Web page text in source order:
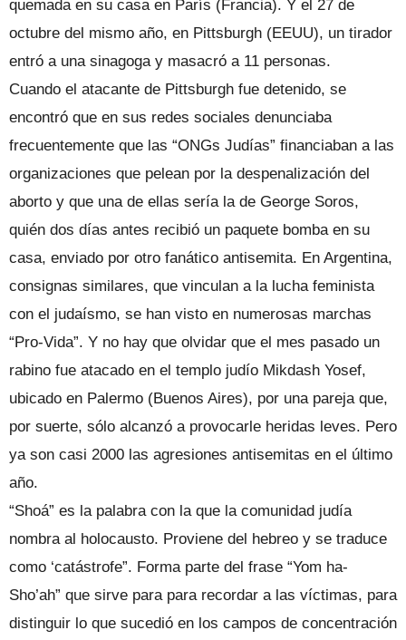
quemada en su casa en París (Francia). Y el 27 de
octubre del mismo año, en Pittsburgh (EEUU), un tirador
entró a una sinagoga y masacró a 11 personas.
Cuando el atacante de Pittsburgh fue detenido, se
encontró que en sus redes sociales denunciaba
frecuentemente que las “ONGs Judías” financiaban a las
organizaciones que pelean por la despenalización del
aborto y que una de ellas sería la de George Soros,
quién dos días antes recibió un paquete bomba en su
casa, enviado por otro fanático antisemita. En Argentina,
consignas similares, que vinculan a la lucha feminista
con el judaísmo, se han visto en numerosas marchas
“Pro-Vida”. Y no hay que olvidar que el mes pasado un
rabino fue atacado en el templo judío Mikdash Yosef,
ubicado en Palermo (Buenos Aires), por una pareja que,
por suerte, sólo alcanzó a provocarle heridas leves. Pero
ya son casi 2000 las agresiones antisemitas en el último
año.
“Shoá” es la palabra con la que la comunidad judía
nombra al holocausto. Proviene del hebreo y se traduce
como ‘catástrofe”. Forma parte del frase “Yom ha-
Sho’ah” que sirve para para recordar a las víctimas, para
distinguir lo que sucedió en los campos de concentración